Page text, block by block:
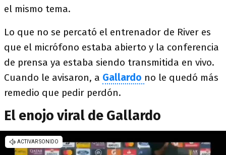
el mismo tema.
Lo que no se percató el entrenador de River es
que el micrófono estaba abierto y la conferencia
de prensa ya estaba siendo transmitida en vivo.
Cuando le avisaron, a Gallardo no le quedó más
remedio que pedir perdón.
El enojo viral de Gallardo